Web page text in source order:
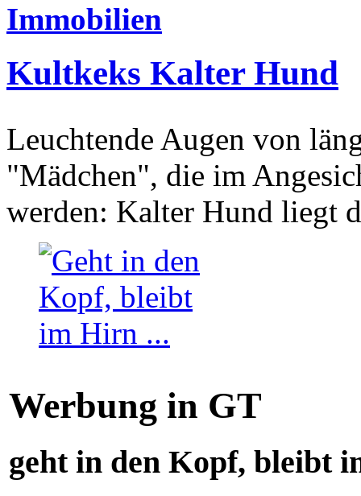
Immobilien
Kultkeks Kalter Hund
Leuchtende Augen von
"Mädchen", die im
werden: Kalter Hund liegt
Werbung in GT
geht in den Kopf, bleibt